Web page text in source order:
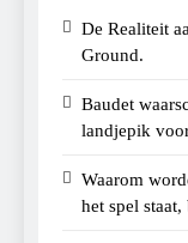
De Realiteit
Ground.
Baudet
landjepik
Waarom
het spel